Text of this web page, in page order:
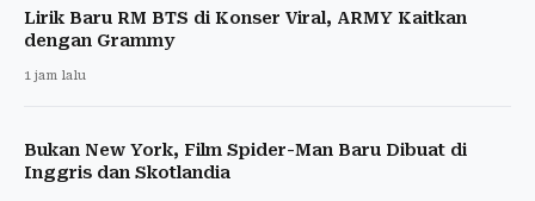
Lirik Baru RM BTS di Konser Viral, ARMY Kaitkan
dengan Grammy
1 jam lalu
Bukan New York, Film Spider-Man Baru Dibuat di
Inggris dan Skotlandia